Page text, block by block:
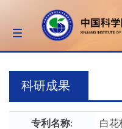
Toggle
navigation
科研成果
专利名称: 白花